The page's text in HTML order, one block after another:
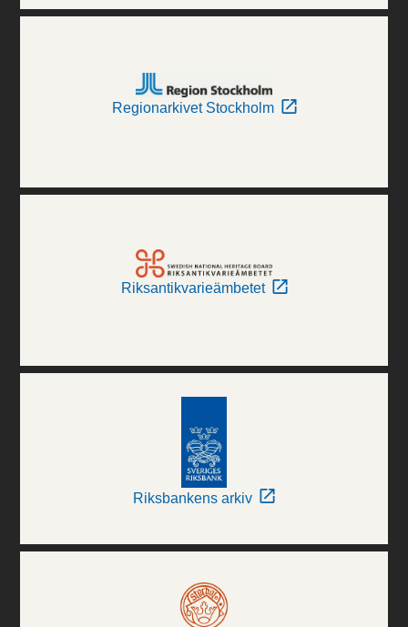
Regionarkivet Stockholm
Riksantikvarieämbetet
Riksbankens arkiv